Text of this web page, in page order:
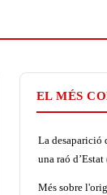
EL MÉS
La desaparició
una raó
Més sobre